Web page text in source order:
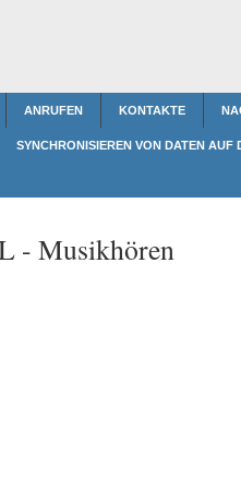
ANRUFEN KONTAKTE
SYNCHRONISIEREN VON DATEN AUF
- Musikhören